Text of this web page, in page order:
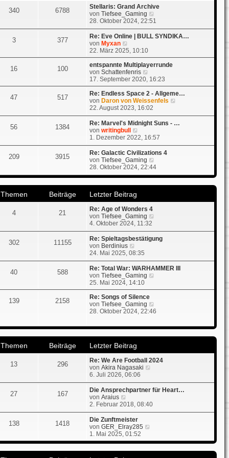
t
g
r
e
i
t
g
340 6788
Stellaris: Grand Archive
vonTiefsee_Gaming
u
e
e
r
e
i
t
r
28. Oktober 2024, 22:51
3 377
Re: Eve Online | BULL SYNDIKA…
von Myxan
e
u
e
s
t
e
r
B
e
i
t
r
a
22. März 2025, 10:10
16 100
entspannte Multiplayerrunde
vonSchattenfenris
e
u
e
s
t
e
r
e
t
r
a
17. September 2020, 16:23
47 517
Re: Endless Space 2 - Allgeme…
von Daron von Weissenfels
u
t
r
g
22. August 2023, 16:02
56 1384
Re: Marvel's Midnight Suns - …
vonwritingbull
e
u
e
s
r
B
i
t
r
a
g
1. Dezember 2022, 16:57
209 3915
Re: Galactic Civilizations 4
vonTiefsee_Gaming
e
u
e
i
t
g
28. Oktober 2024, 22:44
Themen Beiträge
Letzter Beitrag
4 21
Re: Age of Wonders 4
vonTiefsee_Gaming
u
e
r
a
4. Oktober 2024, 11:32
302 11155
Re: Spieltagsbestätigung
von Berdinius
e
u
e
s
t
e
r
B
e
r
a
g
24. Mai 2025, 08:35
40 588
Re: Total War: WARHAMMER III
vonTiefsee_Gaming
u
t
r
t
r
25. Mai 2024, 14:10
139 2158
Re: Songs of Silence
vonTiefsee_Gaming
e
e
r
B
t
r
28. Oktober 2024, 22:46
Themen Beiträge
Letzter Beitrag
13 296
Re: We Are Football 2024
vonAkira Nagasaki
u
e
t
t
r
6. Juli 2026, 06:06
27 167
Die Ansprechpartner für Heart…
vonAraius
e
u
e
s
t
e
2. Februar 2018, 08:40
138 1418
Die Zunftmeister
vonGER_Elray285
u
1. Mai 2025, 01:52